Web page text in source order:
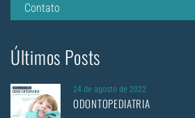
Contato
Últimos Posts
24 de agosto de 2022
ODONTOPEDIATRIA